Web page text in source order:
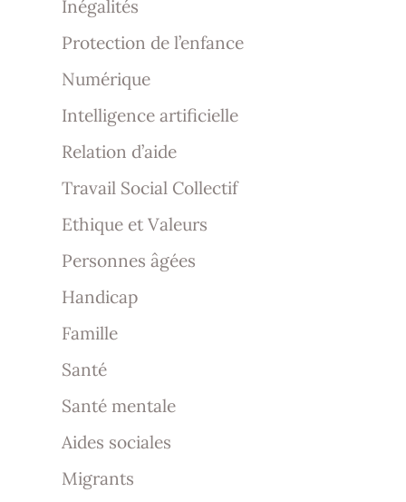
Inégalités
Protection de l’enfance
Numérique
Intelligence artificielle
Relation d’aide
Travail Social Collectif
Ethique et Valeurs
Personnes âgées
Handicap
Famille
Santé
Santé mentale
Aides sociales
Migrants